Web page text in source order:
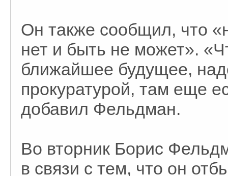
Он также сообщил, что
нет и быть не может».
ближайшее будущее,
прокуратурой, там еще
добавил Фельдман.
Во вторник Борис
в связи с тем, что он